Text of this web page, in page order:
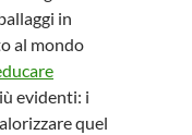
in
al mondo
evidenti: i
quel